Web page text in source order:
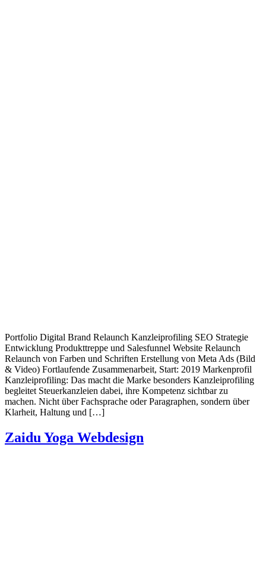
Portfolio Digital Brand Relaunch Kanzleiprofiling SEO Strategie
Entwicklung Produkttreppe und Salesfunnel Website Relaunch
Relaunch von Farben und Schriften Erstellung von Meta Ads (Bild
& Video) Fortlaufende Zusammenarbeit, Start: 2019 Markenprofil
Kanzleiprofiling: Das macht die Marke besonders Kanzleiprofiling
begleitet Steuerkanzleien dabei, ihre Kompetenz sichtbar zu
machen. Nicht über Fachsprache oder Paragraphen, sondern über
Klarheit, Haltung und […]
Zaidu Yoga Webdesign